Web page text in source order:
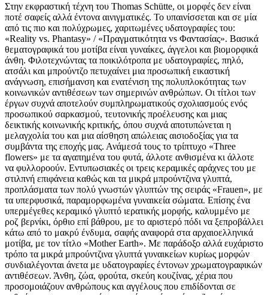
Στην εκφραστική τέχνη του Thomas Schütte, οι μορφές δεν είναι
ποτέ σαφείς αλλά έντονα αινιγματικές. Το υπαινίσσεται και σε μία
από τις πιο και πολύχρωμες, χαριτωμένες υδατογραφίες του:
«Reality vs. Phantasy» / «Πραγματικότητα vs Φαντασίας». Βασικά
θεματογραφικά του μοτίβα είναι γυναίκες, άγγελοι και βιομορφικά
άνθη. Φιλοτεχνώντας τα ποικιλότροπα με υδατογραφίες, πηλό,
ατσάλι και μπρούντζο πετυχαίνει μια προσωπική εικαστική
ανάγνωση, επισήμανση και ενατένιση της πολυπλοκότητας των
κοινωνικών αντιθέσεων των σημερινών ανθρώπων. Οι τίτλοι των
έργων συχνά αποτελούν συμπληρωματικούς σχολιασμούς ενός
προσωπικού σαρκασμού, τευτονικής προέλευσης και μιας
δεικτικής κοινωνικής κριτικής, όπου συχνά αποτυπώνεται η
μελαγχολία του και μια αίσθηση απώλειας αισιοδοξίας για τα
συμβάντα της εποχής μας. Ανάμεσά τους το τρίπτυχο «Three
flowers» με τα αγαπημένα του φυτά, άλλοτε ανθισμένα κι άλλοτε
να φυλλοροούν. Εντυπωσιακές οι τρεις κεραμικές αράχνες του με
στιλπνή επιφάνεια καθώς και τα μικρά μπρούντζινα γλυπτά,
προπλάσματα των πολύ γνωστών γλυπτών της σειράς «Frauen», με
τα υπερφυσικά, παραμορφωμένα γυναικεία σώματα. Επίσης ένα
υπερμέγεθες κεραμικό γλυπτό ιερατικής μορφής, καλυμμένο με
ροζ βερνίκι, όρθιο επί βάθρου, με το αριστερό πόδι να ξεπροβάλλει
κάτω από το μακρύ ένδυμα, σαφής αναφορά στα αρχαιοελληνικά
μοτίβα, με τον τίτλο «Mother Earth». Με παράδοξο αλλά ευχάριστο
τρόπο τα μικρά μπρούντζινα γλυπτά γυναικείων κυρίως μορφών
συνδιαλέγονται άνετα με υδατογραφίες έντονων χρωματογραφικών
αντιθέσεων. Άνθη, ζώα, φρούτα, σκεύη κουζίνας, χέρια που
προσομοιάζουν ανθρώπους και αγγέλους που επιδίδονται σε